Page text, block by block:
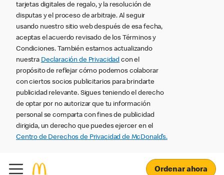
tarjetas digitales de regalo, y la resolución de
disputas y el proceso de arbitraje. Al seguir
usando nuestro sitio web después de esa fecha,
aceptas el acuerdo revisado de los Términos y
Condiciones. También estamos actualizando
nuestra Declaración de Privacidad con el
propósito de reflejar cómo podemos colaborar
con ciertos socios publicitarios para brindarte
publicidad relevante. Sigues teniendo el derecho
de optar por no autorizar que tu información
personal se comparta con fines de publicidad
dirigida, un derecho que puedes ejercer en el
Centro de Derechos de Privacidad de McDonald’s.
Ordenar ahora